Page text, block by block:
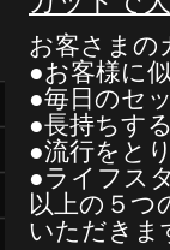
お客さまの
●お客様に
●毎日のセ
●長持ちす
●流行をと
●ライフス
以上の５つ
いただきま